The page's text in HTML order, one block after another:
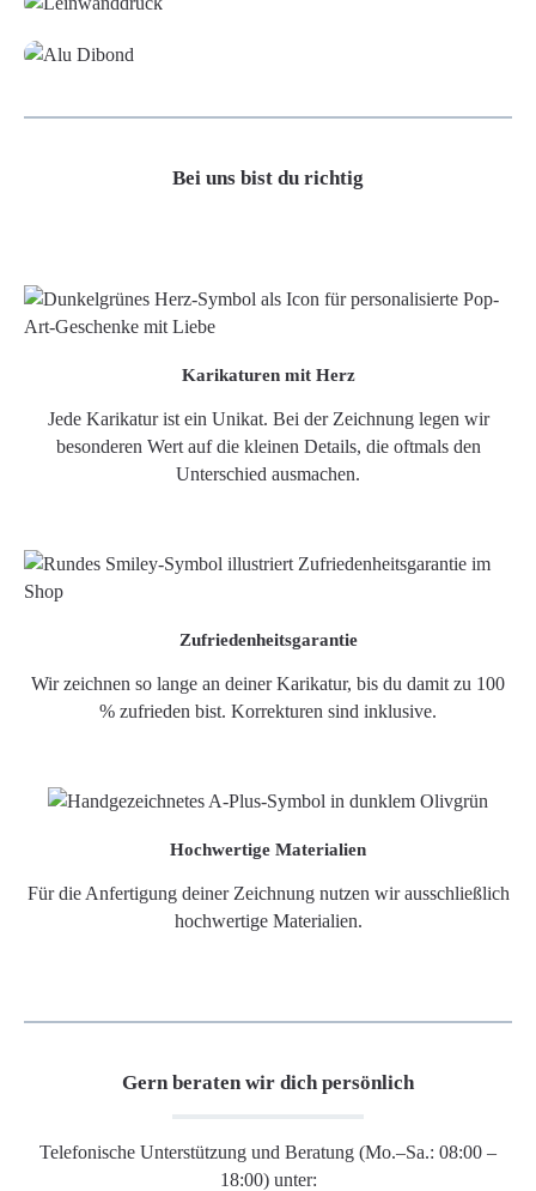
Bei uns bist du richtig
Karikaturen mit Herz
Jede Karikatur ist ein Unikat. Bei der Zeichnung legen wir
besonderen Wert auf die kleinen Details, die oftmals den
Unterschied ausmachen.
Zufriedenheitsgarantie
Wir zeichnen so lange an deiner Karikatur, bis du damit zu 100
% zufrieden bist. Korrekturen sind inklusive.
Hochwertige Materialien
Für die Anfertigung deiner Zeichnung nutzen wir ausschließlich
hochwertige Materialien.
Gern beraten wir dich persönlich
Telefonische Unterstützung und Beratung (Mo.–Sa.: 08:00 –
18:00) unter: